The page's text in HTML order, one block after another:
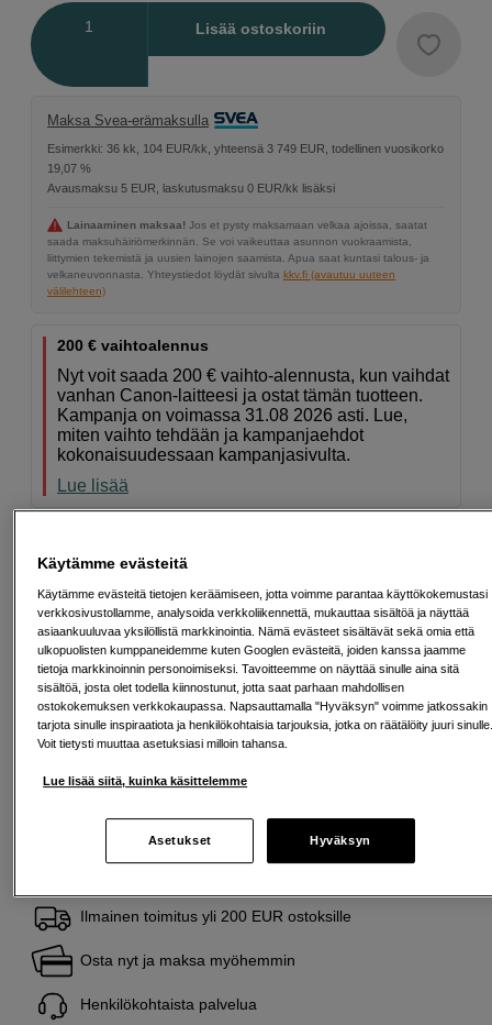
Lisää ostoskoriin
Maksa Svea-erämaksulla
Esimerkki: 36 kk, 104 EUR/kk, yhteensä 3 749 EUR, todellinen vuosikorko
19,07 %
Avausmaksu 5 EUR, laskutusmaksu 0 EUR/kk lisäksi
Lainaaminen maksaa! Jos et pysty maksamaan velkaa ajoissa, saatat
saada maksuhäiriömerkinnän. Se voi vaikeuttaa asunnon vuokraamista,
liittymien tekemistä ja uusien lainojen saamista. Apua saat kuntasi talous- ja
velkaneuvonnasta. Yhteystiedot löydät sivulta kkv.fi (avautuu uuteen
välilehteen)
200 € vaihtoalennus
Nyt voit saada 200 € vaihto-alennusta, kun vaihdat
vanhan Canon-laitteesi ja ostat tämän tuotteen.
Kampanja on voimassa 31.08 2026 asti. Lue,
miten vaihto tehdään ja kampanjaehdot
kokonaisuudessaan kampanjasivulta.
Lue lisää
– huolella valittu luoviin työnkulkuihin.
Lue lisää
SP tykkää
Tämä on tuote, josta pidämme erityisen paljon.
Seuraa tätä symbolia löytääksesi lisää valikoituja
Ilmainen toimitus yli 200 EUR ostoksille
Osta nyt ja maksa myöhemmin
Henkilökohtaista palvelua
Käytämme evästeitä
Käytämme evästeitä tietojen keräämiseen, jotta voimme parantaa käyttökokemustasi
verkkosivustollamme, analysoida verkkoliikennettä, mukauttaa sisältöä ja näyttää
asiaankuuluvaa yksilöllistä markkinointia. Nämä evästeet sisältävät sekä omia että
ulkopuolisten kumppaneidemme kuten Googlen evästeitä, joiden kanssa jaamme
tietoja markkinoinnin personoimiseksi. Tavoitteemme on näyttää sinulle aina sitä
sisältöä, josta olet todella kiinnostunut, jotta saat parhaan mahdollisen
ostokokemuksen verkkokaupassa. Napsauttamalla "Hyväksyn" voimme jatkossakin
tarjota sinulle inspiraatiota ja henkilökohtaisia tarjouksia, jotka on räätälöity juuri
Voit tietysti muuttaa asetuksiasi milloin tahansa.
Lue lisää siitä, kuinka käsittelemme
Asetukset Hyväksyn